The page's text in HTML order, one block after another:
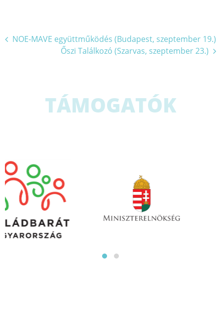
Bejegyzés
NOE-MAVE együttműködés (Budapest, szeptember 19.)
Őszi Találkozó (Szarvas, szeptember 23.)
TÁMOGATÓK